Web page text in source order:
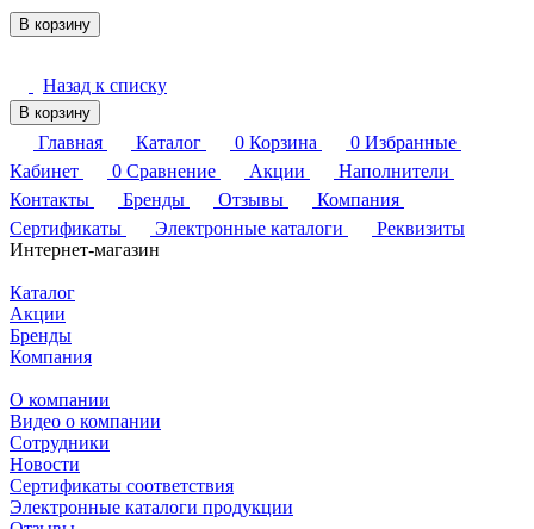
В корзину
Назад к списку
В корзину
Главная Каталог 0 Корзина 0 Избранные
Кабинет
0 Сравнение Акции
Наполнители
Контакты
Бренды Отзывы
Компания
Сертификаты
Электронные каталоги
Реквизиты
Интернет-магазин
Каталог
Акции
Бренды
Компания
О компании
Видео о компании
Сотрудники
Новости
Сертификаты соответствия
Электронные каталоги продукции